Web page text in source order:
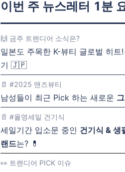
이번 주 뉴스레터 1분
🙌 금주 트렌디어 소식은?
일본도 주목한 K-뷰티 글로벌 히
기 🇯🇵
📄 #2025 맨즈뷰티
남성들이 최근 Pick 하는 새로운
📄 #올영세일 건기식
세일기간 입소문 중인 건기식 & 생
랜드는? 💊
👀 트렌디어 PICK 이슈